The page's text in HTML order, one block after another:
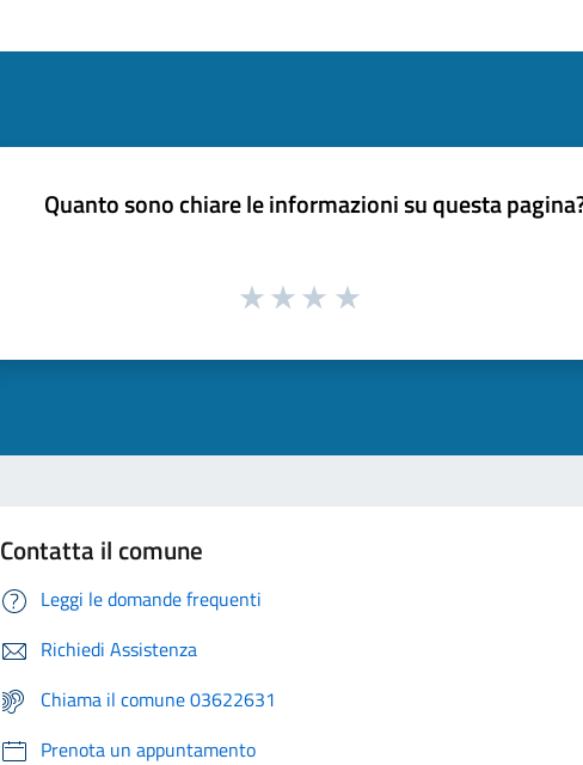
Quanto sono chiare le informazioni su questa
Contatta il comune
Leggi le domande frequenti
Richiedi Assistenza
Chiama il comune 03622631
Prenota un appuntamento